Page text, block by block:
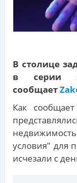
В столице
в серии
сообщает
Как
условия" для
исчезали с